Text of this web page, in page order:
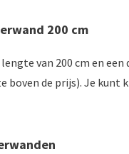
200 cm
van 200 cm en een
de prijs). Je kunt